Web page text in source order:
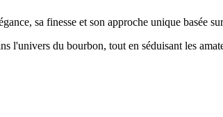
sa finesse et son approche unique basée
l'univers du bourbon, tout en séduisant les